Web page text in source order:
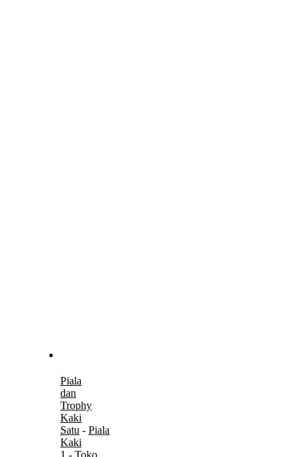
Piala
dan
Trophy
Kaki
Satu - Piala
Kaki